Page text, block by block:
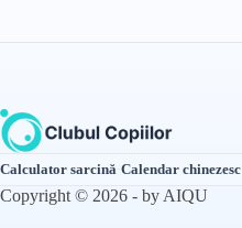
Calculator sarcină·Calendar chinezesc
Copyright © 2026 - by AIQU